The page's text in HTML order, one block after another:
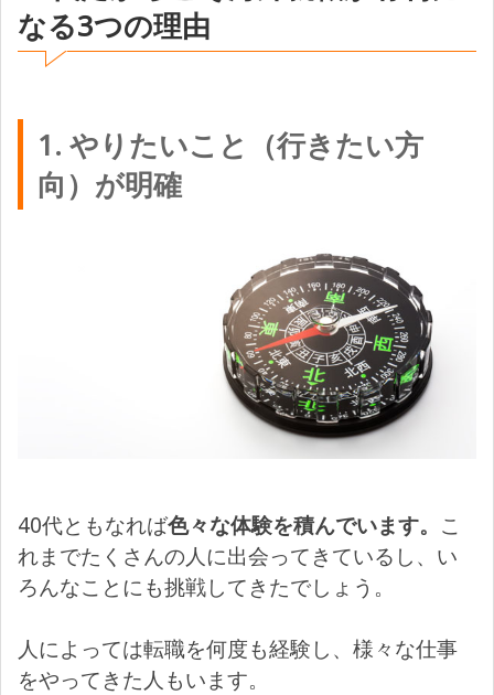
なる3つの理由
1. やりたいこと（行きたい方
向）が明確
40代ともなれば色々な体験を積んでいます。 こ
れまでたくさんの人に出会ってきているし、い
ろんなことにも挑戦してきたでしょう。
人によっては転職を何度も経験し、様々な仕事
をやってきた人もいます。